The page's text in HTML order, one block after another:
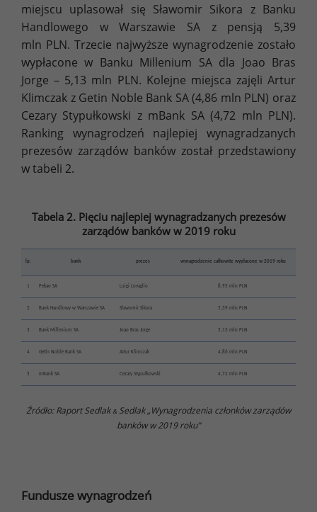
miejscu uplasował się Sławomir Sikora z Banku
Handlowego w Warszawie SA z pensją 5,39
mln PLN. Trzecie najwyższe wynagrodzenie zostało
wypłacone w Banku Millenium SA dla Joao Bras
Jorge – 5,13 mln PLN. Kolejne miejsca zajęli Artur
Klimczak z Getin Noble Bank SA (4,86 mln PLN) oraz
Cezary Stypułkowski z mBank SA (4,72 mln PLN).
Ranking wynagrodzeń najlepiej wynagradzanych
prezesów zarządów banków został przedstawiony
w tabeli 2.
Tabela 2. Pięciu najlepiej wynagradzanych prezesów
zarządów banków w 2019 roku
lp. bank prezes wynagrodzenie całkowite wypłacone w 2019 roku
1 Pekao SA Luigi Lovaglio 8,95 mln PLN
2 Bank Handlowy w Warszawie SA Sławomir Sikora 5,39 mln PLN
3 Bank Millenium SA Joao Bras Jorge 5,13 mln PLN
4 Getin Noble Bank SA Artur Klimczak 4,86 mln PLN
5 mBank SA Cezary Stypułkowski 4,72 mln PLN
Źródło: Raport Sedlak & Sedlak „Wynagrodzenia członków zarządów
banków w 2019 roku”
Fundusze wynagrodzeń